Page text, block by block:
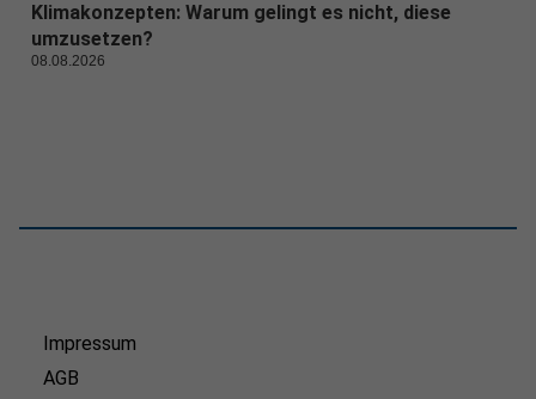
Klimakonzepten: Warum gelingt es nicht, diese
umzusetzen?
08.08.2026
Impressum
AGB